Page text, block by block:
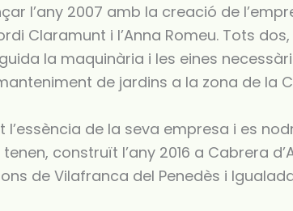
l’any 2007 amb la creació de
Claramunt i l’Anna Romeu. Tots
la maquinària i les eines
de jardins a la zona de la
de la seva empresa i es
construït l’any 2016 a Cabrera
de Vilafranca del Penedès i